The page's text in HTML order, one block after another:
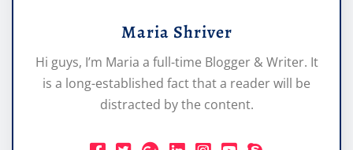
Maria Shriver
Hi guys, I’m Maria a full-time Blogger & Writer. It
is a long-established fact that a reader will be
distracted by the content.